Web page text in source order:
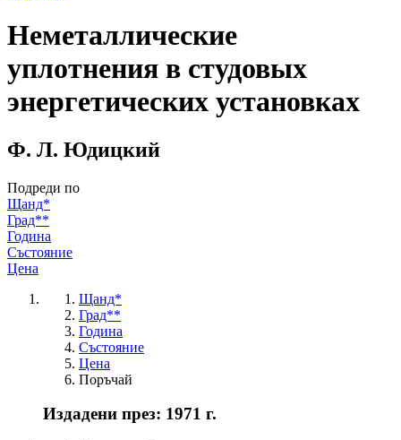
Неметаллические
уплотнения в студовых
энергетических установках
Ф. Л. Юдицкий
Подреди по
Щанд*
Град**
Година
Състояние
Цена
Щанд*
Град**
Година
Състояние
Цена
Поръчай
Издадени през: 1971 г.